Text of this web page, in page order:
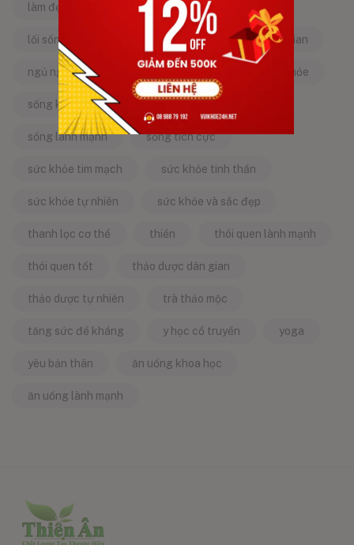
làm đẹp từ bên trong làm đẹp tự nhiên
lối sống lành mạnh mật ong mẹo dân gian
ngủ ngon năng lượng tích cực sống khỏe
sống khỏe mỗi ngày sống khỏe đẹp
sống lành mạnh sống tích cực
sức khỏe tim mạch sức khỏe tinh thần
sức khỏe tự nhiên sức khỏe và sắc đẹp
thanh lọc cơ thể thiền thói quen lành mạnh
thói quen tốt thảo dược dân gian
thảo dược tự nhiên trà thảo mộc
tăng sức đề kháng y học cổ truyền yoga
yêu bản thân ăn uống khoa học
ăn uống lành mạnh